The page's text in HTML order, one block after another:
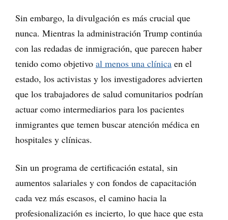
Sin embargo, la divulgación es más crucial que
nunca. Mientras la administración Trump continúa
con las redadas de inmigración, que parecen haber
tenido como objetivo al menos una clínica en el
estado, los activistas y los investigadores advierten
que los trabajadores de salud comunitarios podrían
actuar como intermediarios para los pacientes
inmigrantes que temen buscar atención médica en
hospitales y clínicas.
Sin un programa de certificación estatal, sin
aumentos salariales y con fondos de capacitación
cada vez más escasos, el camino hacia la
profesionalización es incierto, lo que hace que esta